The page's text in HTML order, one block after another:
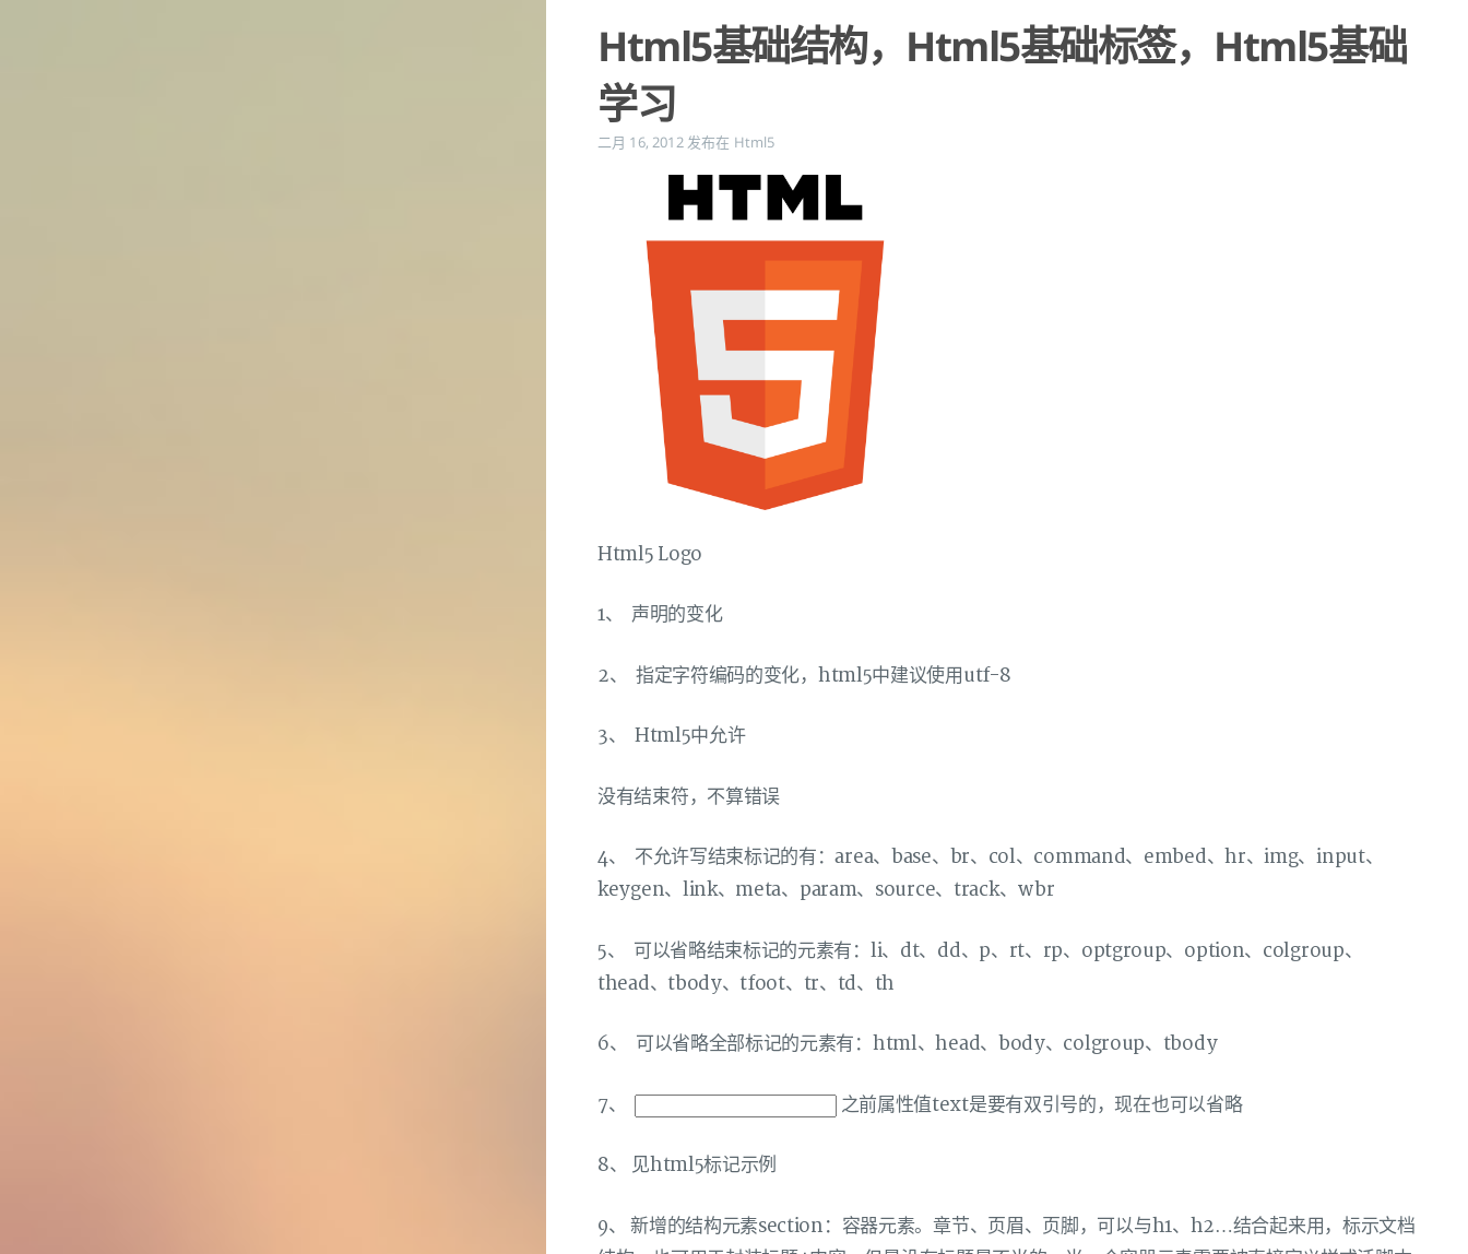
Html5基础结构，Html5基础标签，Html5基础
学习
二月 16, 2012 发布在 Html5
Html5 Logo
1、 声明的变化
2、 指定字符编码的变化，html5中建议使用utf-8
3、 Html5中允许
没有结束符，不算错误
4、 不允许写结束标记的有：area、base、br、col、command、embed、hr、img、input、
keygen、link、meta、param、source、track、wbr
5、 可以省略结束标记的元素有：li、dt、dd、p、rt、rp、optgroup、option、colgroup、
thead、tbody、tfoot、tr、td、th
6、 可以省略全部标记的元素有：html、head、body、colgroup、tbody
7、 之前属性值text是要有双引号的，现在也可以省略
8、 见html5标记示例
9、 新增的结构元素section：容器元素。章节、页眉、页脚，可以与h1、h2…结合起来用，标示文档